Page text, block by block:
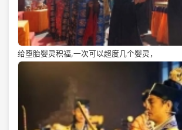
给堕胎婴灵积福,一次可以超度几个婴灵，